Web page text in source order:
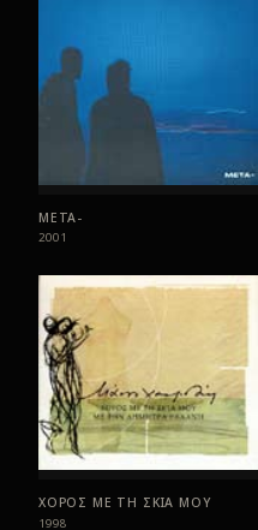
ΜΕΤΑ-
2001
ΧΟΡΟΣ ΜΕ ΤΗ ΣΚΙΑ ΜΟΥ
1998